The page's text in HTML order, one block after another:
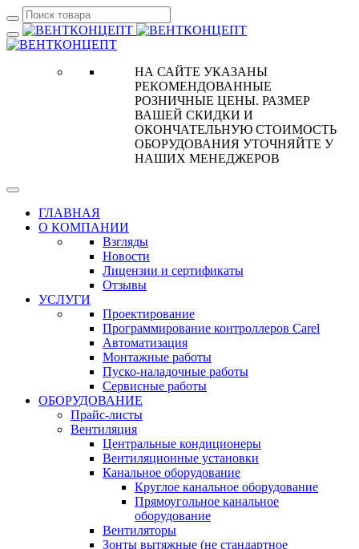
НА САЙТЕ УКАЗАНЫ
РЕКОМЕНДОВАННЫЕ
РОЗНИЧНЫЕ ЦЕНЫ. РАЗМЕР
ВАШЕЙ СКИДКИ И
ОКОНЧАТЕЛЬНУЮ СТОИМОСТЬ
ОБОРУДОВАНИЯ УТОЧНЯЙТЕ У
НАШИХ МЕНЕДЖЕРОВ
ГЛАВНАЯ
О КОМПАНИИ
Взгляды
Новости
Лицензии и сертификаты
Отзывы
УСЛУГИ
Проектирование
Программирование контроллеров Carel
Автоматизация
Монтажные работы
Пуско-наладочные работы
Сервисные работы
ОБОРУДОВАНИЕ
Прайс-листы
Вентиляция
Центральные кондиционеры
Вентиляционные установки
Канальное оборудование
Круглое канальное оборудование
Прямоугольное канальное
оборудование
Вентиляторы
Зонты вытяжные (не стандартное